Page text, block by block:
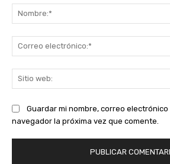
Guardar mi nombre, correo
navegador la próxima vez que comente.